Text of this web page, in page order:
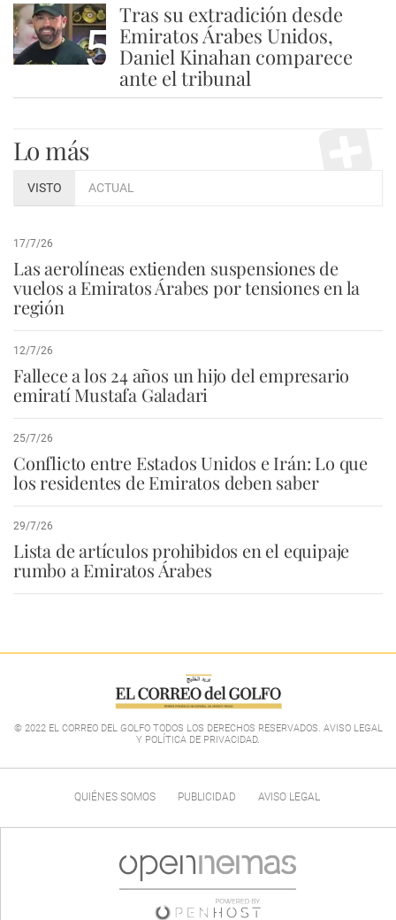
5
Tras su extradición desde
Emiratos Árabes Unidos,
Daniel Kinahan comparece
ante el tribunal
Lo más
VISTO ACTUAL
17/7/26
Las aerolíneas extienden suspensiones de
vuelos a Emiratos Árabes por tensiones en la
región
12/7/26
Fallece a los 24 años un hijo del empresario
emiratí Mustafa Galadari
25/7/26
Conflicto entre Estados Unidos e Irán: Lo que
los residentes de Emiratos deben saber
29/7/26
Lista de artículos prohibidos en el equipaje
rumbo a Emiratos Árabes
© 2022 EL CORREO DEL GOLFO TODOS LOS DERECHOS RESERVADOS. AVISO LEGAL
Y POLÍTICA DE PRIVACIDAD.
QUIÉNES SOMOS PUBLICIDAD AVISO LEGAL